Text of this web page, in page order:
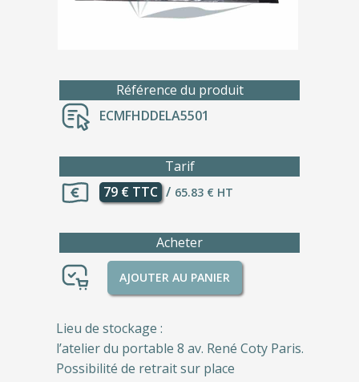
Référence du produit
ECMFHDDELA5501
Tarif
79 € TTC / 65.83 € HT
Acheter
AJOUTER AU PANIER
Lieu de stockage :
l’atelier du portable 8 av. René Coty Paris.
Possibilité de retrait sur place